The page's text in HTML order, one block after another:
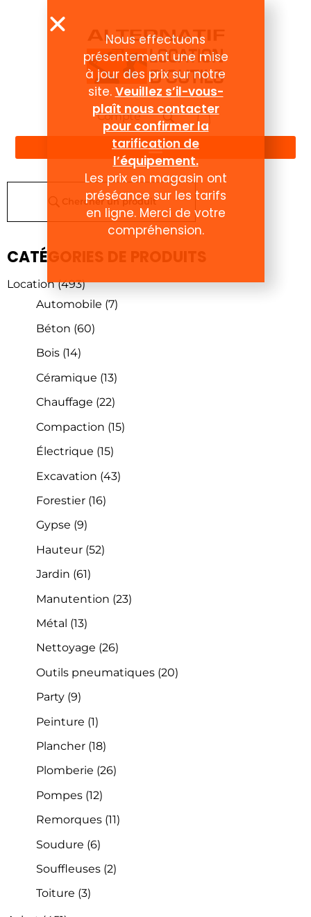
Compte
Chercher un produit
CATÉGORIES DE PRODUITS
Location (493)
Automobile (7)
Béton (60)
Bois (14)
Céramique (13)
Chauffage (22)
Compaction (15)
Électrique (15)
Excavation (43)
Forestier (16)
Gypse (9)
Hauteur (52)
Jardin (61)
Manutention (23)
Métal (13)
Nettoyage (26)
Outils pneumatiques (20)
Party (9)
Peinture (1)
Plancher (18)
Plomberie (26)
Pompes (12)
Remorques (11)
Soudure (6)
Souffleuses (2)
Toiture (3)
Nous effectuons
présentement une mise
à jour des prix sur notre
site. Veuillez s’il-vous-
plaît nous contacter
pour confirmer la
tarification de
l’équipement.
Les prix en magasin ont
préséance sur les tarifs
en ligne. Merci de votre
compréhension.